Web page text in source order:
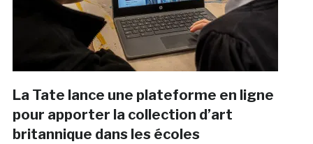
La Tate lance une plateforme en ligne
pour apporter la collection d’art
britannique dans les écoles